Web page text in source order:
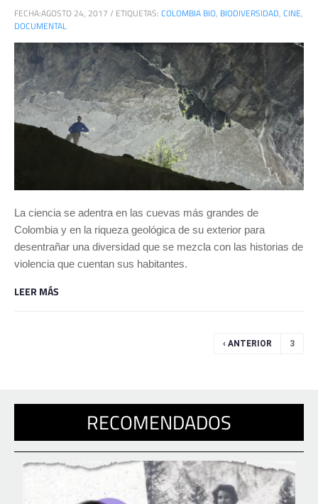
FECHA:AGOSTO 24, 2017 / ETIQUETAS: COLOMBIA BIO, BIODIVERSIDAD, CINE,
DOCUMENTAL
La ciencia se adentra en las cuevas más grandes de
Colombia y en la riqueza geológica de su exterior para
desentrañar una diversidad que se mezcla con las historias de
violencia que cuentan sus habitantes.
LEER MÁS
‹ ANTERIOR 3
RECOMENDADOS